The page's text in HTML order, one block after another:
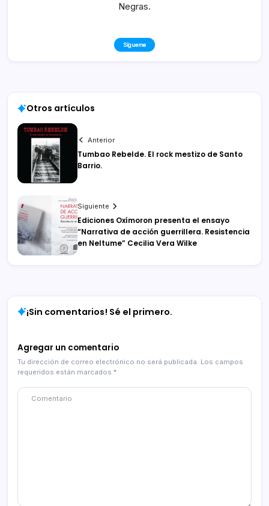
Negras.
Sígueme
Otros artículos
Anterior
Tumbao Rebelde. El rock mestizo de Santo
Barrio.
Siguiente
Ediciones Oxímoron presenta el ensayo
“Narrativa de acción guerrillera. Resistencia
en Neltume” Cecilia Vera Wilke
¡Sin comentarios! Sé el primero.
Agregar un comentario
Tu dirección de correo electrónico no será publicada. Los campos
requeridos están marcados *